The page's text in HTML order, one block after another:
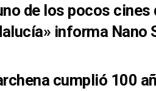
de los pocos cines
informa Nano
cumplió 100